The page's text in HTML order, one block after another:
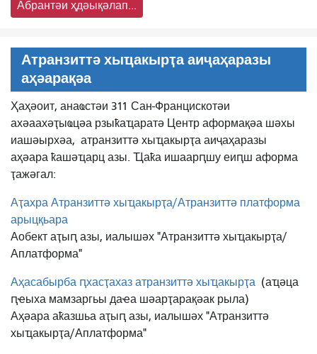
Абрантәи ҳдәықәлап...
Атранзиттә хыҵакырҭа аиҷаҳаразы
аҳәарақәа
Ҳаҳәоит, анаҩстәи 311 Сан-Францискотәи
ахәаахәҭыҩцәа рзыҟаҵаратә Центр аформақәа шәхы
иашәырхәа, атранзиттә хыҵакырҭа аиҷаҳаразы
аҳәара ҟашәҵарц азы. Ҵаҟа ишаарԥшу еиԥш аформа
ҭажәгал:
Аҭахра Атранзиттә хыҵакырҭа/Атранзиттә платформа
арыцқьара
Аобект аҭыԥ азы, иалышәх "Атранзиттә хыҵакырҭа/
Аплатформа"
Аҳасабырба ԥхасҭахаз атранзиттә хыҵакырҭа (аҵәца
ԥҽыха мамзаргьы даҽа шәарҭарақәак рыла)
Аҳәара аҟазшьа аҭыԥ азы, иалышәх "Атранзиттә
хыҵакырҭа/Аплатформа"